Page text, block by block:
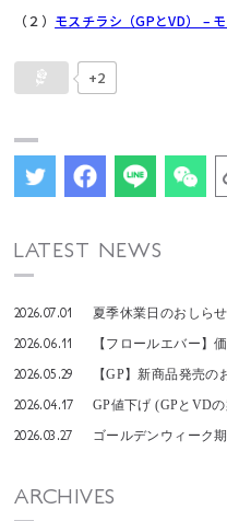
（２） モスチラシ（GPとVD） –
+2
LATEST NEWS
2026.07.01 夏季休業日のおしらせ
2026.06.11 【フロールエバー】
2026.05.29 【GP】新商品発売の
2026.04.17 GP値下げ (GPとVDの
2026.03.27 ゴールデンウィーク
ARCHIVES